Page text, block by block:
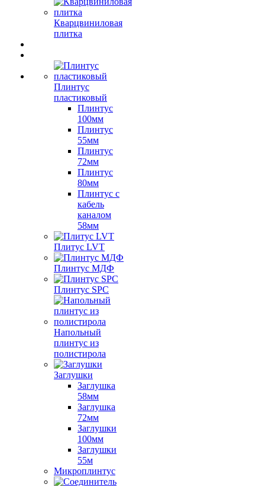
Кварцвиниловая
плитка
Плинтус
пластиковый
Плинтус
100мм
Плинтус
55мм
Плинтус
72мм
Плинтус
80мм
Плинтус с
кабель
каналом
58мм
Плитус LVT
Плинтус МДФ
Плинтус SPC
Напольный
плинтус из
полистирола
Заглушки
Заглушка
58мм
Заглушка
72мм
Заглушки
100мм
Заглушки
55м
Микроплинтус